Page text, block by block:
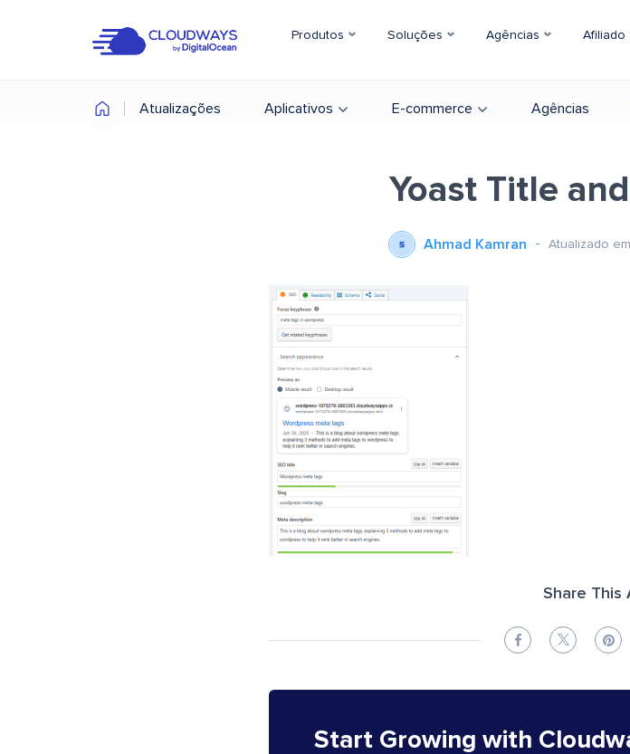
Produtos Soluções Agências Afiliado
Atualizações Aplicativos E-commerce Agências
Yoast Title
Ahmad Kamran Atualizado
Share This
Start Growing with